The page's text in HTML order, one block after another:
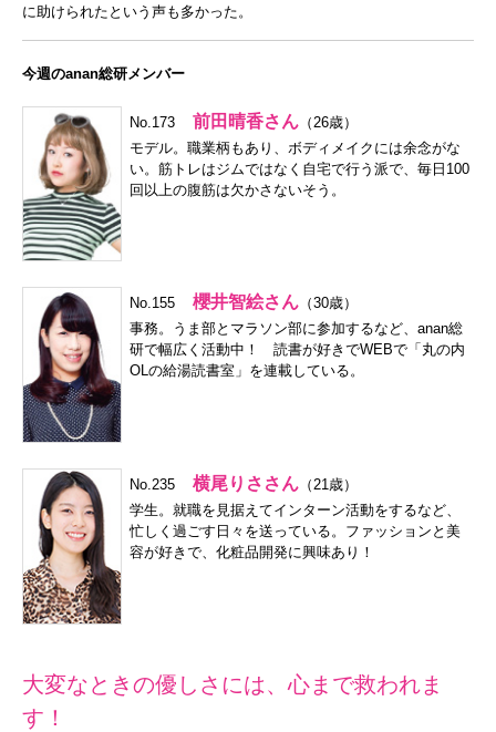
に助けられたという声も多かった。
今週のanan総研メンバー
No.173 前田晴香さん （26歳）
モデル。職業柄もあり、ボディメイクには余念がな
い。筋トレはジムではなく自宅で行う派で、毎日100
回以上の腹筋は欠かさないそう。
No.155 櫻井智絵さん （30歳）
事務。うま部とマラソン部に参加するなど、anan総
研で幅広く活動中！ 読書が好きでWEBで「丸の内
OLの給湯読書室」を連載している。
No.235 横尾りささん （21歳）
学生。就職を見据えてインターン活動をするなど、
忙しく過ごす日々を送っている。ファッションと美
容が好きで、化粧品開発に興味あり！
大変なときの優しさには、心まで救われま
す！